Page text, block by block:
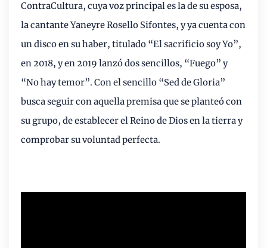
ContraCultura, cuya voz principal es la de su esposa,
la cantante Yaneyre Rosello Sifontes, y ya cuenta con
un disco en su haber, titulado “El sacrificio soy Yo”,
en 2018, y en 2019 lanzó dos sencillos, “Fuego” y
“No hay temor”. Con el sencillo “Sed de Gloria”
busca seguir con aquella premisa que se planteó con
su grupo, de establecer el Reino de Dios en la tierra y
comprobar su voluntad perfecta.